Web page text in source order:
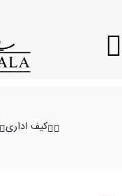
کیف اداری